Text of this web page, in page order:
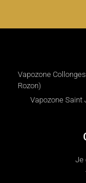
Vapozone
Rozon)
Vapozone Saint
Je